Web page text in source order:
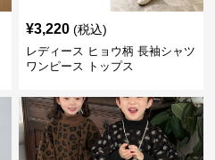
¥3,220 (税込)
レディース ヒョウ柄 長袖シャツ
ワンピース トップス